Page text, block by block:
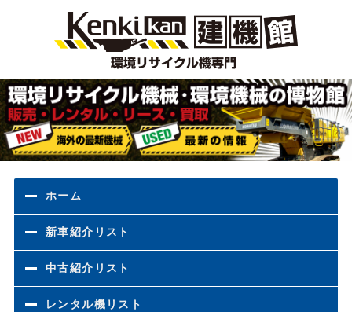
ホーム
新車紹介リスト
中古紹介リスト
レンタル機リスト